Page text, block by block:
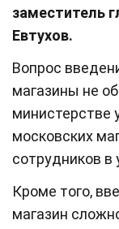
заместитель
Евтухов.
Вопрос
магазины не
министерстве
московских
сотрудников в
Кроме того,
магазин